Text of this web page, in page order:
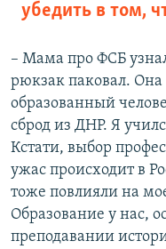
убедить в том,
– Мама про ФСБ
рюкзак паковал.
образованный
сброд из ДНР. Я
Кстати, выбор
ужас происходит в
тоже повлияли на
Образование у нас,
преподавании